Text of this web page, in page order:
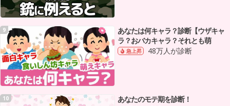
9
あなたは何キャラ？診断【ウザキャ
ラ？おバカキャラ？それとも萌
急上昇 48万人が診断
10
あなたのモテ期を診断！